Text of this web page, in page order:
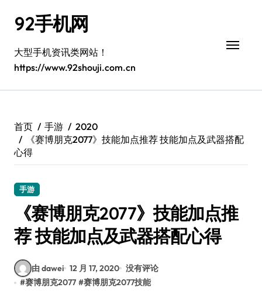
92手机网
大型手机资讯类网站！
https://www.92shouji.com.cn
首页 手游
2020
《赛博朋克2077》技能加点推荐 技能加点及武器搭配
心得
手游
《赛博朋克2077》技能加点推
荐 技能加点及武器搭配心得
由 dawei 12 月 17, 2020 没有评论
#赛博朋克2077 #赛博朋克2077技能